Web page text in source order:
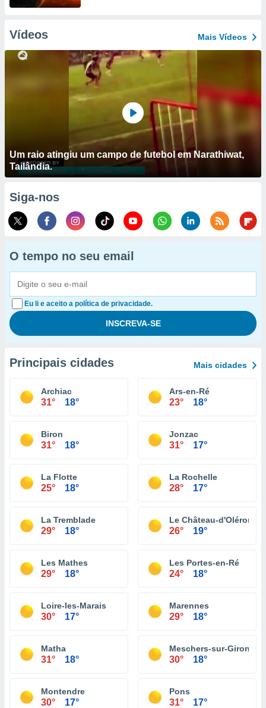
Vídeos Mais Vídeos
Um raio atingiu um campo de futebol em Narathiwat,
Tailândia.
Siga-nos
O tempo no seu email
Eu li e aceito a política de privacidade.
Principais cidades Mais cidades
Archiac
31° 18°
Ars-en-Ré
23° 18°
Biron
31° 18°
Jonzac
31° 17°
La Flotte
25° 18°
La Rochelle
28° 17°
La Tremblade
29° 18°
Le Château-d'Oléron
26° 19°
Les Mathes
29° 18°
Les Portes-en-Ré
24° 18°
Loire-les-Marais
30° 17°
Marennes
29° 18°
Matha
31° 18°
Meschers-sur-Gironde
30° 18°
Montendre
30° 17°
Pons
31° 17°